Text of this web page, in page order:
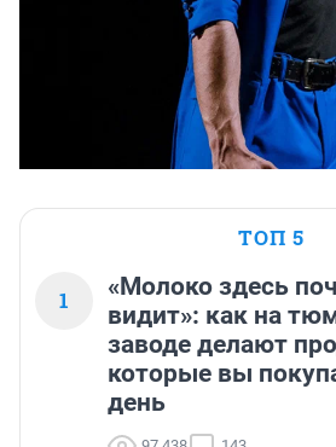
ТОП 5
1
«Молоко здесь
видит»: как на
заводе делают
которые вы
день